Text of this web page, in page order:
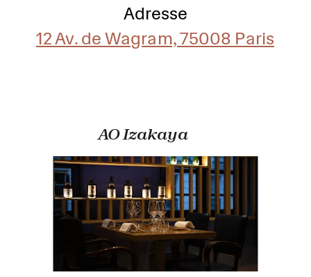
Adresse
12 Av. de Wagram, 75008 Paris
AO Izakaya